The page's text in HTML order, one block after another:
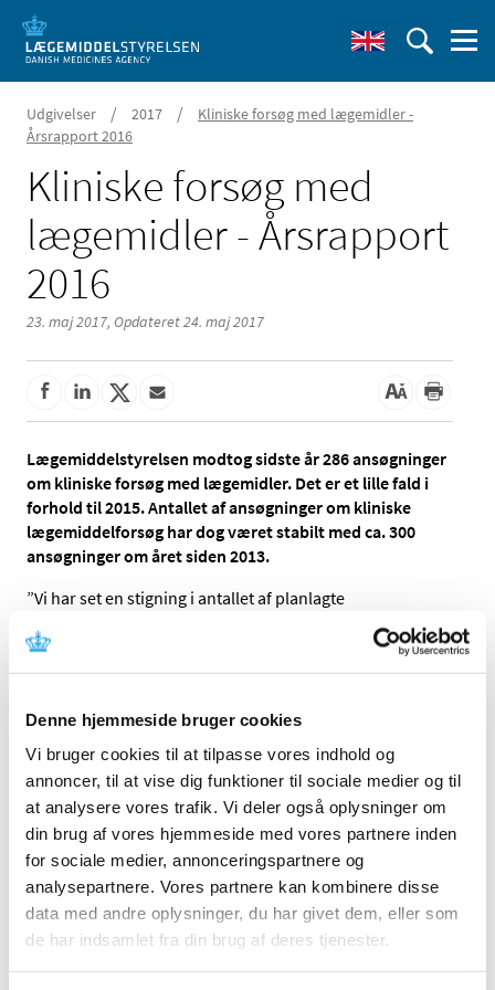
Denne hjemmeside bruger cookies
Vi bruger cookies til at tilpasse vores indhold og
annoncer, til at vise dig funktioner til sociale medier og til
at analysere vores trafik. Vi deler også oplysninger om
din brug af vores hjemmeside med vores partnere inden
for sociale medier, annonceringspartnere og
analysepartnere. Vores partnere kan kombinere disse
data med andre oplysninger, du har givet dem, eller som
de har indsamlet fra din brug af deres tjenester.
Udgivelser / 2017 /
Kliniske forsøg med lægemidler -
Årsrapport 2016
Kliniske forsøg med
lægemidler - Årsrapport
2016
23. maj 2017, Opdateret 24. maj 2017
Lægemiddelstyrelsen modtog sidste år 286 ansøgninger
om kliniske forsøg med lægemidler. Det er et lille fald i
forhold til 2015. Antallet af ansøgninger om kliniske
lægemiddelforsøg har dog været stabilt med ca. 300
ansøgninger om året siden 2013.
”Vi har set en stigning i antallet af planlagte
forsøgspersoner i 2016 på ca. 3000 på de danske sites for
forsøg godkendt i 2016. Så trods nedgangen i antallet af
ansøgninger om kliniske forsøg med lægemidler i 2016,
forsøgspersoner sammenlignet med 2015”, fortæller
Helle Harder, sektionsleder i Kliniske Forsøg.
Det er fortsat cancerområdet, der er det hyppigst
forekommende terapiområde blandt ansøgninger om
kliniske forsøg. Antallet af ansøgninger inden for
cancerområdet i 2016 er således på niveau med antallet
modtaget i 2015.
I 2016 var der et stigende antal ændringsanmodninger
(amendments) til igangværende forsøg.
Lægemiddelstyrelsen behandlede 803 amendments i